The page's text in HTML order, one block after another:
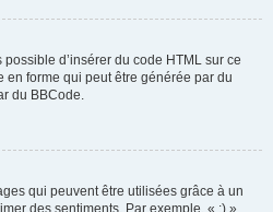
possible d’insérer du code HTML sur ce
en forme qui peut être générée par du
du BBCode.
qui peuvent être utilisées grâce à un
des sentiments. Par exemple, « :) »